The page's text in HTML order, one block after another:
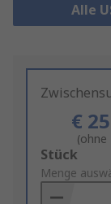
Alle
€
(ohne
Add
to
Basket
Stück
Menge